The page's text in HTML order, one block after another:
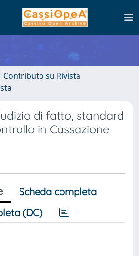
Contributo su Rivista
di fatto, standard
in Cassazione
Scheda completa
(DC)